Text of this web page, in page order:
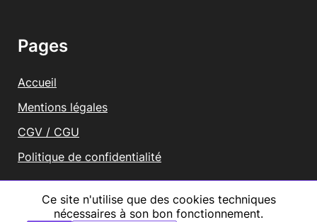
Ce site n'utilise que des cookies techniques
nécessaires à son bon fonctionnement.
Pages
Accueil
Mentions légales
CGV / CGU
Politique de confidentialité
Vous représentez une mairie ?